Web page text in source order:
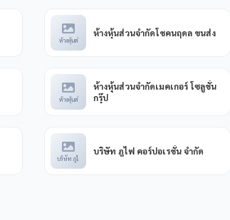
ห้างหุ้นส่
ห้างหุ้นส่วนจำกัดโชคนฤดล ขนส่ง
ห้างหุ้นส่
ห้างหุ้นส่วนจำกัดเมคเกอร์ โซลูชั่น
กรุ๊ป
บริษัท ภูไ
บริษัท ภูไฟ คอร์ปอเรชั่น จำกัด